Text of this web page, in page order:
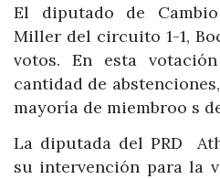
El diputado de
Miller del circuito 1-1,
votos. En esta
cantidad de
mayoría de miembroo s
La diputada del PRD
su intervención para la